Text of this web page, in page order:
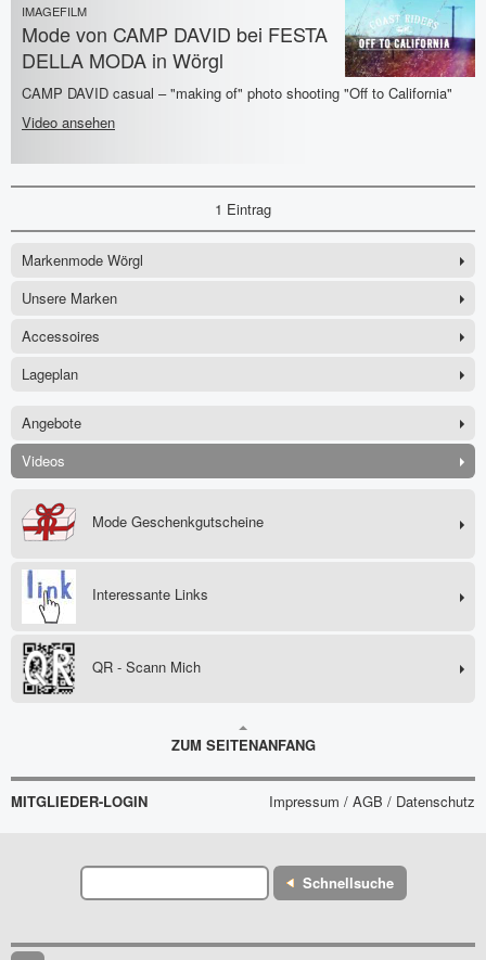
IMAGEFILM
Mode von CAMP DAVID bei FESTA
DELLA MODA in Wörgl
CAMP DAVID casual – "making of" photo shooting "Off to California"
Video ansehen
1 Eintrag
Markenmode Wörgl
Unsere Marken
Accessoires
Lageplan
Angebote
Videos
Mode Geschenkgutscheine
Interessante Links
QR - Scann Mich
ZUM SEITENANFANG
MITGLIEDER-LOGIN Impressum / AGB / Datenschutz
Schnellsuche